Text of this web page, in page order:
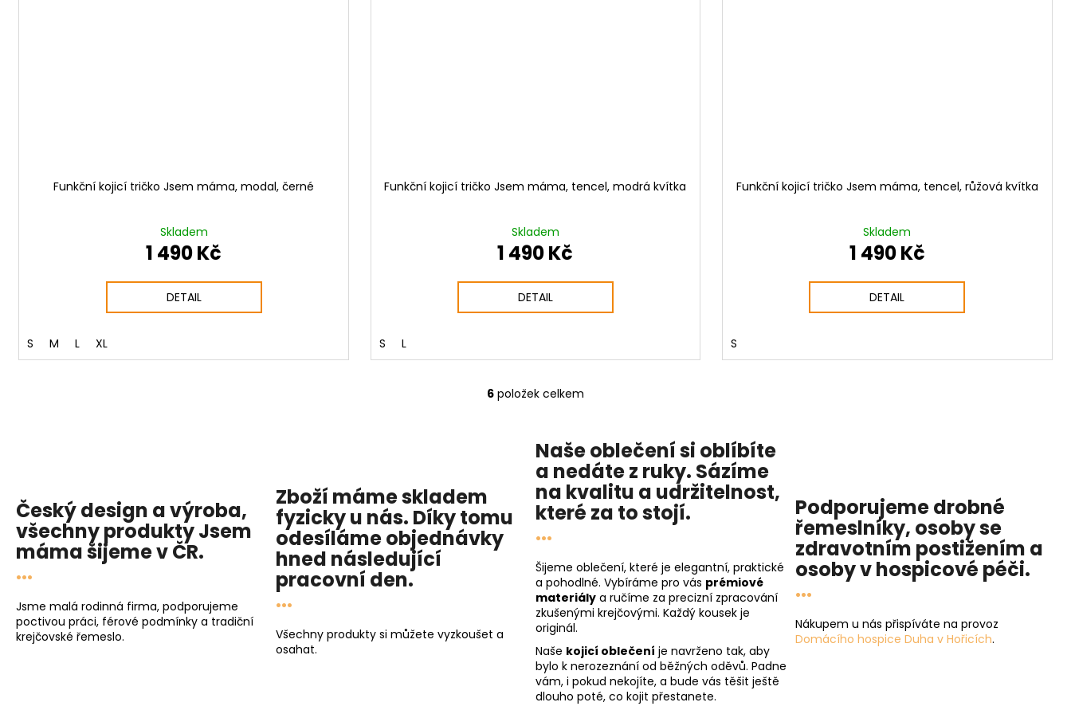
Funkční kojicí tričko Jsem máma, modal, černé
Skladem
1 490 Kč
DETAIL
S M L XL
Funkční kojicí tričko Jsem máma, tencel, modrá kvítka
Skladem
1 490 Kč
DETAIL
S L
Funkční kojicí tričko Jsem máma, tencel, růžová kvítka
Skladem
1 490 Kč
DETAIL
S
O
á
d
a
c
í
p
r
v
k
y
v
ý
p
i
s
6 položek celkem
Český design a výroba,
všechny produktyJsem
mámašijeme v ČR.
...
Jsme malá rodinná firma, podporujeme
poctivou práci, férové podmínky a tradiční
krejčovské řemeslo.
Zboží máme skladem
fyzicky u nás. Díky tomu
odesíláme objednávky
hned následující
pracovní den.
...
Všechny produkty si můžete vyzkoušet a
osahat.
Naše oblečení si oblíbíte
a nedáte z ruky. Sázíme
na kvalitu a udržitelnost,
které za to stojí.
...
Šijeme oblečení, které je elegantní, praktické
a pohodlné. Vybíráme pro vás prémiové
materiály a ručíme za precizní zpracování
zkušenými krejčovými. Každý kousek je
originál.
Naše kojicí oblečení je navrženo tak, aby
bylo k nerozeznání od běžných oděvů. Padne
vám, i pokud nekojíte, a bude vás těšit ještě
dlouho poté, co kojit přestanete.
Podporujeme drobné
řemeslníky, osoby se
zdravotním postižením a
osoby vhospicové péči.
...
Nákupem u nás přispíváte na provoz
Domácího hospice Duha v Hořicích.